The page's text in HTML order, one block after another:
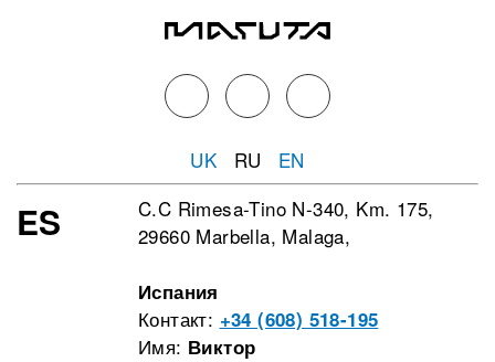
UK RU EN
ES
C.C Rimesa-Tino N-340, Km. 175,
29660 Marbella, Malaga,
Испания
Контакт: +34 (608) 518-195
Имя: Виктор